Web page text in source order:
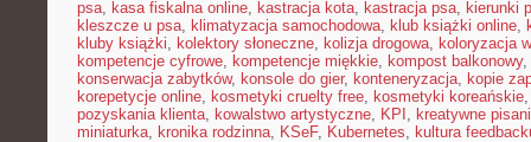
psa, kasa fiskalna online, kastracja kota, kastracja psa, kierunki
kleszcze u psa, klimatyzacja samochodowa, klub książki online,
kluby książki, kolektory słoneczne, kolizja drogowa, koloryzacja
kompetencje cyfrowe, kompetencje miękkie, kompost balkonowy,
konserwacja zabytków, konsole do gier, konteneryzacja, kopie
korepetycje online, kosmetyki cruelty free, kosmetyki koreańskie
pozyskania klienta, kowalstwo artystyczne, KPI , kreatywne
miniaturka, kronika rodzinna, KSeF, Kubernetes, kultura